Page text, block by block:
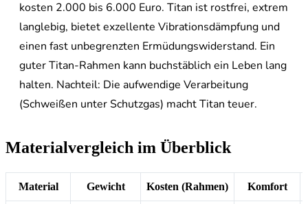
kosten 2.000 bis 6.000 Euro. Titan ist rostfrei, extrem
langlebig, bietet exzellente Vibrationsdämpfung und
einen fast unbegrenzten Ermüdungswiderstand. Ein
guter Titan-Rahmen kann buchstäblich ein Leben lang
halten. Nachteil: Die aufwendige Verarbeitung
(Schweißen unter Schutzgas) macht Titan teuer.
Materialvergleich im Überblick
Material Gewicht Kosten (Rahmen) Komfort